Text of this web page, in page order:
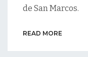
de San Marcos.
READ MORE